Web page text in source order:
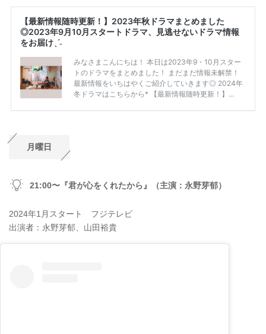
月曜日
21:00〜『君が心をくれたから』（主演：永野芽郁）
2024年1月スタート フジテレビ
出演者：永野芽郁、山田裕貴